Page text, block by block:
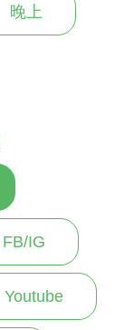
晚上
FB/IG
Youtube